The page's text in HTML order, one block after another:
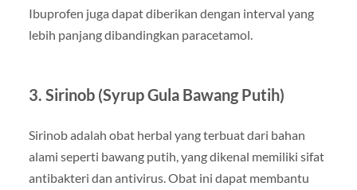
Ibuprofen juga dapat diberikan dengan interval yang
lebih panjang dibandingkan paracetamol.
3. Sirinob (Syrup Gula Bawang Putih)
Sirinob adalah obat herbal yang terbuat dari bahan
alami seperti bawang putih, yang dikenal memiliki sifat
antibakteri dan antivirus. Obat ini dapat membantu